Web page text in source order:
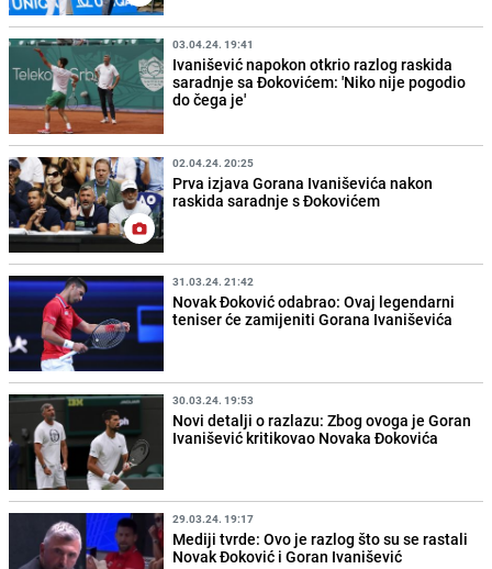
03.04.24. 19:41
Ivanišević napokon otkrio razlog raskida
saradnje sa Đokovićem: 'Niko nije pogodio
do čega je'
02.04.24. 20:25
Prva izjava Gorana Ivaniševića nakon
raskida saradnje s Đokovićem
31.03.24. 21:42
Novak Đoković odabrao: Ovaj legendarni
teniser će zamijeniti Gorana Ivaniševića
30.03.24. 19:53
Novi detalji o razlazu: Zbog ovoga je Goran
Ivanišević kritikovao Novaka Đokovića
29.03.24. 19:17
Mediji tvrde: Ovo je razlog što su se rastali
Novak Đoković i Goran Ivanišević